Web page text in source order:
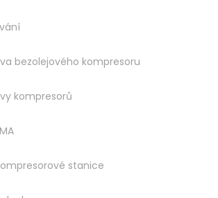
bezolejového kompresoru
kompresorů
stanice